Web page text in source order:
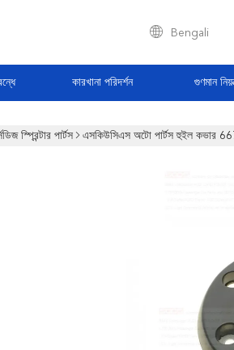
Bengali
কারখানা পরিদর্শন গুণমান
স্প্রিন্টার পার্টস এসকিউসিএস অটো পার্টস হুইল কভার